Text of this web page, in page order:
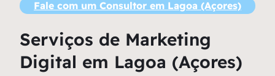
Fale com um Consultor em Lagoa (Açores)
Serviços de Marketing
Digital em Lagoa (Açores)